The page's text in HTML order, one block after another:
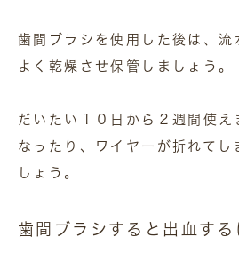
歯間ブラシを使用した後は、流
よく乾燥させ保管しましょう。
だいたい１０日から２週間使え
なったり、ワイヤーが折れてし
しょう。
歯間ブラシすると出血する